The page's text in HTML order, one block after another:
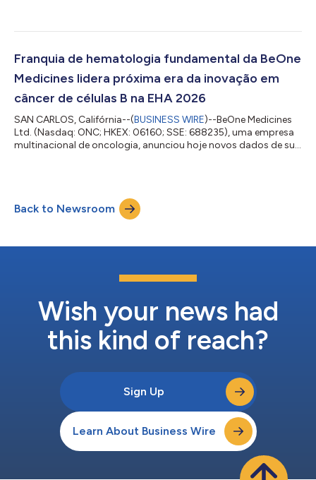
BRUKINSA®(zanubrutinibe) associado ao rituximabe em
em pacientes adultos com linfoma de células do manto (LCM)
não tratado anteriormente. O MANGROVE é o pr...
Franquia de hematologia fundamental da BeOne
Medicines lidera próxima era da inovação em
câncer de células B na EHA 2026
SAN CARLOS, Califórnia--(BUSINESS WIRE)--BeOne Medicines
Ltd. (Nasdaq: ONC; HKEX: 06160; SSE: 688235), uma empresa
multinacional de oncologia, anunciou hoje novos dados de sua
16673), um potencial degradador de tirosina quinase de Bruton
(BTK) líder de mercado, demonstraram respostas duradouras
em pacientes com leucemia linfocít...
Back to Newsroom
Wish your news had
this kind of reach?
Sign Up
Learn About Business Wire